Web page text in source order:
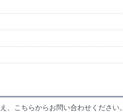
、こちらからお問い合わせください。